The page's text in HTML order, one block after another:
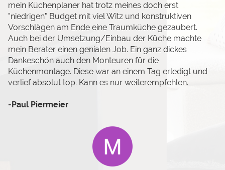
mein Küchenplaner hat trotz meines doch erst
"niedrigen" Budget mit viel Witz und konstruktiven
Vorschlägen am Ende eine Traumküche gezaubert.
Auch bei der Umsetzung/Einbau der Küche machte
mein Berater einen genialen Job. Ein ganz dickes
Dankeschön auch den Monteuren für die
Küchenmontage. Diese war an einem Tag erledigt und
verlief absolut top. Kann es nur weiterempfehlen.
-Paul Piermeier